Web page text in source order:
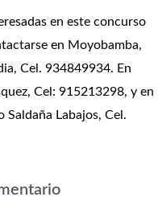
en este concurso
en Moyobamba,
Cel. 934849934. En
Cel: 915213298, y en
Saldaña Labajos, Cel.